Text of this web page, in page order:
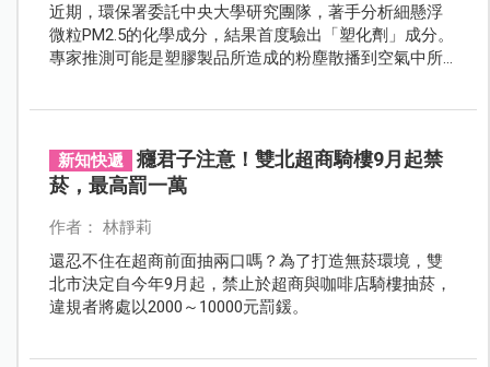
近期，環保署委託中央大學研究團隊，著手分析細懸浮
微粒PM2.5的化學成分，結果首度驗出「塑化劑」成分。
專家推測可能是塑膠製品所造成的粉塵散播到空氣中所
威脅。
新知快遞
癮君子注意！雙北超商騎樓9月起禁
菸，最高罰一萬
作者： 林靜莉
還忍不住在超商前面抽兩口嗎？為了打造無菸環境，雙
北市決定自今年9月起，禁止於超商與咖啡店騎樓抽菸，
違規者將處以2000～10000元罰鍰。